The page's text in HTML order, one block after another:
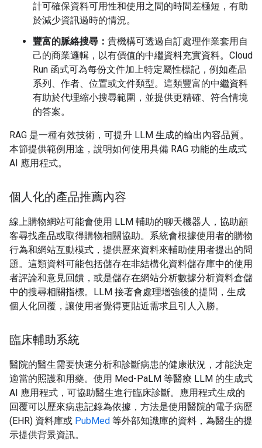
計可確保資料可用性和使用之間的時間差極短，有助
於減少資訊過時的情況。
豐富的脈絡搜尋： 貴機構可透過自訂處理作業套用自
己的商業邏輯，以有價值的中繼資料充實資料。Cloud
Run 函式可為每份文件加上特定屬性標記，例如產品
系列、作者、位置或文件類型。這類豐富的中繼資料
有助於代理縮小搜尋範圍，並提供更精確、符合情境
的答案。
RAG 是一種有效技術，可提升 LLM 生成的輸出內容品質。
本節提供範例用途，說明如何使用具備 RAG 功能的生成式
AI 應用程式。
個人化的產品推薦內容
線上購物網站可能會使用 LLM 輔助的聊天機器人，協助顧
客尋找產品或取得購物相關協助。系統會根據使用者的購物
行為和網站互動模式，提供歷來資料來輔助使用者提出的問
題。這類資料可能包括儲存在非結構化資料儲存庫中的使用
者評論和意見回饋，或是儲存在網站分析數據分析資料倉儲
中的搜尋相關指標。LLM 接著會處理增強後的提問，生成
個人化回覆，讓使用者覺得更貼近需求且引人入勝。
臨床輔助系統
醫院的醫生需要快速分析和診斷病患的健康狀況，才能決定
適當的照護和用藥。使用 Med-PaLM 等醫療 LLM 的生成式
AI 應用程式，可協助醫生進行臨床診斷。 應用程式生成的
回覆可以歷來病患記錄為依據，方法是使用醫院的電子病歷
(EHR) 資料庫或 PubMed 等外部知識庫的資料，為醫生的提
示提供背景資訊。